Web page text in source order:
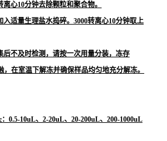
心10分钟去除颗粒和聚合物。
适量生理盐水捣碎。3000转离心10分钟取上
后不及时检测，请按一次用量分装，冻存
在室温下解冻并确保样品均匀地充分解冻。
0.5-10uL、2-20uL、20-200uL、200-1000uL